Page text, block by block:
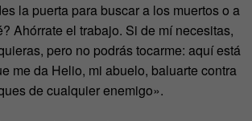
la puerta para buscar a los muertos o a
Ahórrate el trabajo. Si de mí necesitas,
pero no podrás tocarme: aquí está
me da Helio, mi abuelo, baluarte contra
de cualquier enemigo».